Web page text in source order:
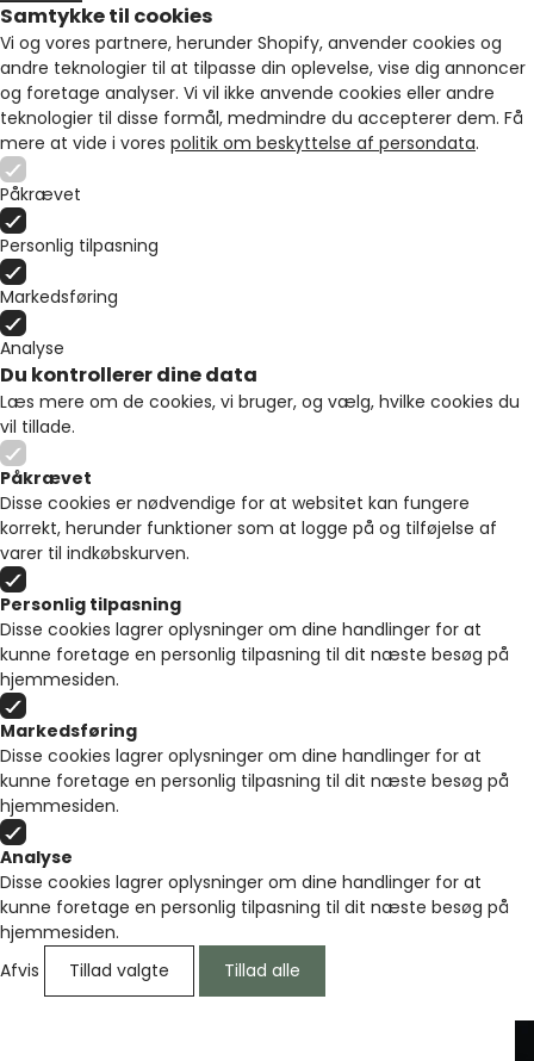
Samtykke til cookies
Vi og vores partnere, herunder Shopify, anvender cookies og
andre teknologier til at tilpasse din oplevelse, vise dig annoncer
og foretage analyser. Vi vil ikke anvende cookies eller andre
teknologier til disse formål, medmindre du accepterer dem. Få
mere at vide i vores politik om beskyttelse af persondata.
Påkrævet
Personlig tilpasning
Markedsføring
Analyse
Du kontrollerer dine data
Læs mere om de cookies, vi bruger, og vælg, hvilke cookies du
vil tillade.
Påkrævet
Disse cookies er nødvendige for at websitet kan fungere
korrekt, herunder funktioner som at logge på og tilføjelse af
varer til indkøbskurven.
Personlig tilpasning
Disse cookies lagrer oplysninger om dine handlinger for at
kunne foretage en personlig tilpasning til dit næste besøg på
hjemmesiden.
Markedsføring
Disse cookies lagrer oplysninger om dine handlinger for at
kunne foretage en personlig tilpasning til dit næste besøg på
hjemmesiden.
Analyse
Disse cookies lagrer oplysninger om dine handlinger for at
kunne foretage en personlig tilpasning til dit næste besøg på
hjemmesiden.
Afvis
Tillad valgte Tillad alle